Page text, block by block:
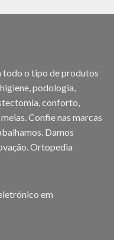
o tipo de produtos
podologia,
conforto,
Confie nas marcas
Damos
Ortopedia
em